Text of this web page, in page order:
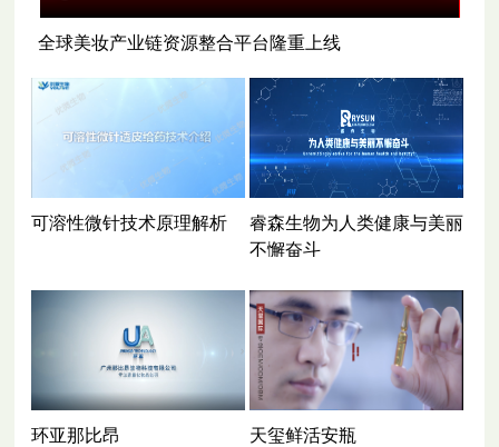
全球美妆产业链资源整合平台隆重上线
可溶性微针技术原理解析
睿森生物为人类健康与美丽
不懈奋斗
环亚那比昂 天玺鲜活安瓶